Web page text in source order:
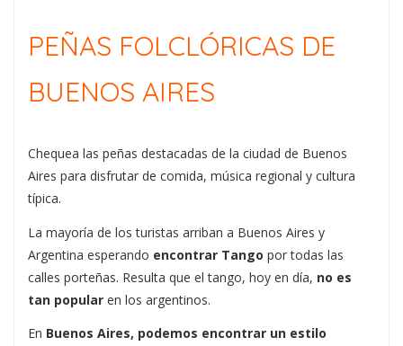
PEÑAS FOLCLÓRICAS DE
BUENOS AIRES
Chequea las peñas destacadas de la ciudad de Buenos
Aires para disfrutar de comida, música regional y cultura
típica.
La mayoría de los turistas arriban a Buenos Aires y
Argentina esperando encontrar Tango por todas las
calles porteñas. Resulta que el tango, hoy en día, no es
tan popular en los argentinos.
En Buenos Aires, podemos encontrar un estilo